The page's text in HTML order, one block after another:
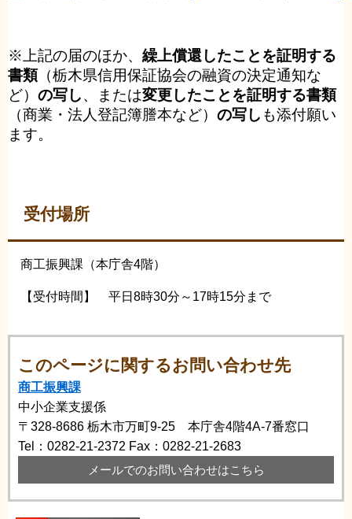
※上記の届のほか、 繰上償還したことを証明する
書類（栃木県信用保証協会の融資の決定通知な
ど） の写し、または変更したことを証明する書類
（商業・法人登記簿謄本など） の写し も添付願い
ます。
受付場所
商工振興課（本庁舎4階）
【受付時間】 平日8時30分～17時15分まで
このページに関するお問い合わせ先
商工振興課
中小企業支援係
〒328-8686 栃木市万町9-25 本庁舎4階4A-7番窓口
Tel：0282-21-2372 Fax：0282-21-2683
メールでのお問い合わせはこちら